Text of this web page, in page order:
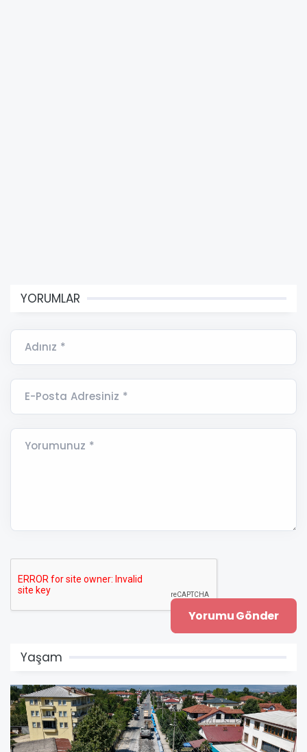
YORUMLAR
Adınız *
E-Posta Adresiniz *
Yorumunuz *
Yaşam